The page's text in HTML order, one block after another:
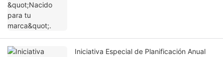
Iniciativa Especial de Planificación Anual